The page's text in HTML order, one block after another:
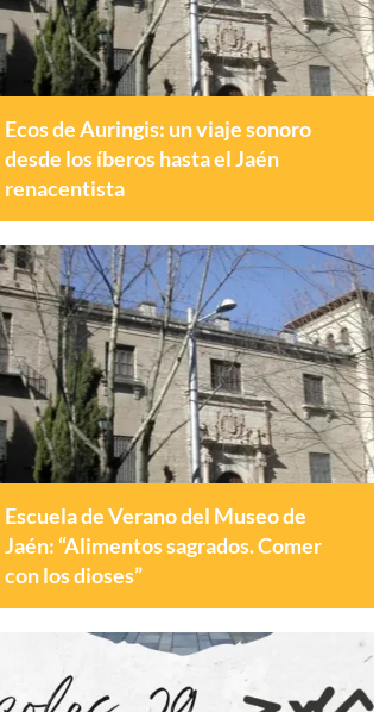
Ecos de Auringis: un viaje sonoro
desde los íberos hasta el Jaén
renacentista
Escuela de Verano del Museo de
Jaén: “Alimentos sagrados. Comer
con los dioses”